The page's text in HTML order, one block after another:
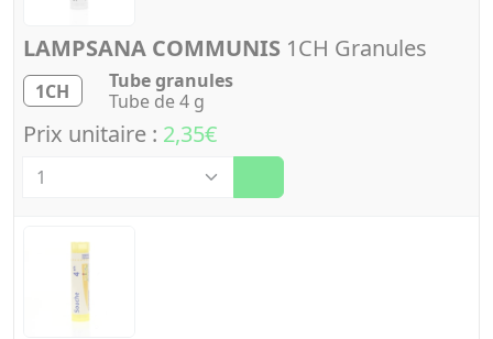
LAMPSANA COMMUNIS 1CH Granules
1CH
Tube granules
Tube de 4 g
Prix unitaire : 2,35€